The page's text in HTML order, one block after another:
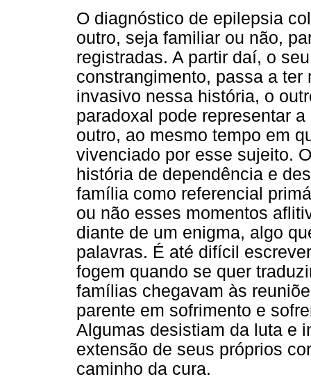
O diagnóstico de epilepsia
outro, seja familiar ou não,
registradas. A partir daí, o
constrangimento, passa a
invasivo nessa história, o
paradoxal pode representar
outro, ao mesmo tempo em
vivenciado por esse sujeito.
história de dependência e
família como referencial
ou não esses momentos
diante de um enigma, algo
palavras. É até difícil
fogem quando se quer
famílias chegavam às
parente em sofrimento e
Algumas desistiam da luta e
extensão de seus próprios
caminho da cura.